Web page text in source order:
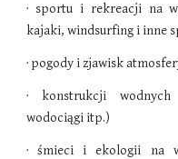
· sportu i rekreacji na
kajaki, windsurfing i inne
· pogody i zjawisk
· konstrukcji
wodociągi itp.)
· śmieci i ekologii na